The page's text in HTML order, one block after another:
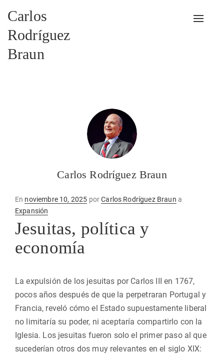
Carlos
Rodríguez
Braun
Carlos Rodríguez Braun
En Publicado
en
noviembre 10, 2025 porCarlos Rodríguez Braun a
Expansión
Jesuitas, política y
economía
La expulsión de los jesuitas por Carlos III en 1767,
pocos años después de que la perpetraran Portugal y
Francia, reveló cómo el Estado supuestamente liberal
no limitaría su poder, ni aceptaría compartirlo con la
Iglesia. Los jesuitas fueron solo el primer paso al que
sucederían otros dos muy relevantes en el siglo XIX: